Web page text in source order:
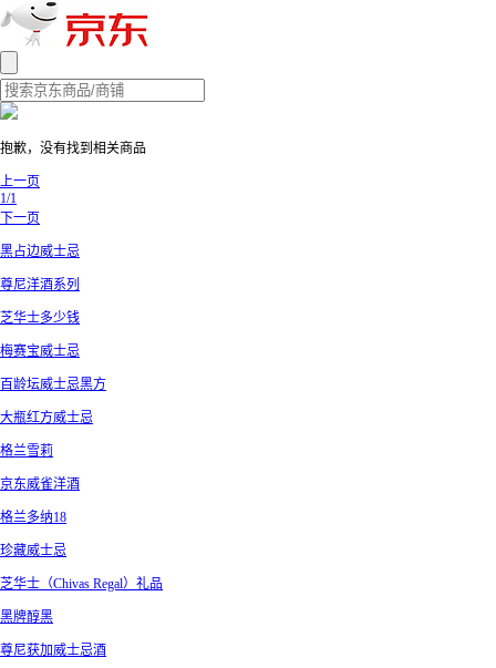
抱歉，没有找到相关商品
上一页
1/1
下一页
黑占边威士忌
尊尼洋酒系列
芝华士多少钱
梅赛宝威士忌
百龄坛威士忌黑方
大瓶红方威士忌
格兰雪莉
京东威雀洋酒
格兰多纳18
珍藏威士忌
芝华士（Chivas Regal）礼品
黑牌醇黑
尊尼获加威士忌酒